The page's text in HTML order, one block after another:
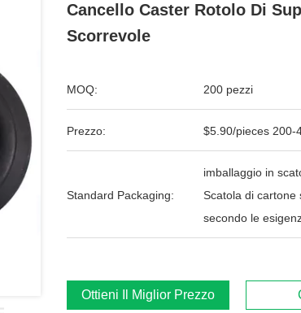
Cancello Caster Rotolo Di
Scorrevole
MOQ: 200 pezzi
Prezzo: $5.90/pieces 200-
Standard Packaging:
imballaggio in
Scatola di cartone
secondo le
Ottieni Il Miglior Prezzo